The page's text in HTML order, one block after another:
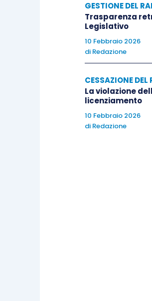
GESTIONE DEL
Trasparenza
Legislativo
10 Febbraio 2026
di Redazione
CESSAZIONE DEL
La violazione
licenziamento
10 Febbraio 2026
di Redazione